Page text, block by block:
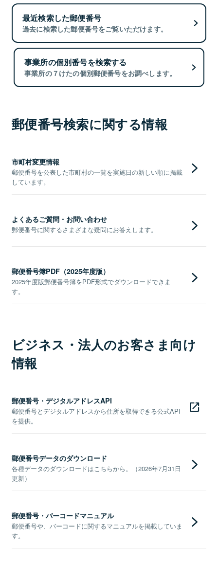
最近検索した郵便番号
過去に検索した郵便番号をご覧いただけます。
事業所の個別番号を検索する
事業所の７けたの個別郵便番号をお調べします。
郵便番号検索に関する情報
市町村変更情報
郵便番号を公表した市町村の一覧を実施日の新しい順に掲載
しています。
よくあるご質問・お問い合わせ
郵便番号に関するさまざまな疑問にお答えします。
郵便番号簿PDF（2025年度版）
2025年度版郵便番号簿をPDF形式でダウンロードできま
す。
ビジネス・法人のお客さま向け
情報
郵便番号・デジタルアドレスAPI
郵便番号とデジタルアドレスから住所を取得できる公式API
を提供。
郵便番号データのダウンロード
各種データのダウンロードはこちらから。（2026年7月31日
更新）
郵便番号・バーコードマニュアル
郵便番号や、バーコードに関するマニュアルを掲載していま
す。